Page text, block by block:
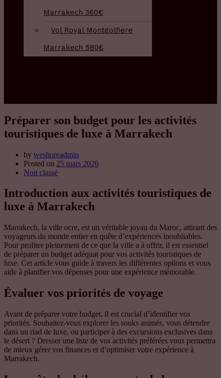
Marrakech 360€
Vol Royal Montgolfiere
Marrakech 580€
Préparer son budget pour les activités
touristiques de luxe à Marrakech
by weshoreadmin
Posted on 25 mars 2026
Non classé
Introduction aux activités touristiques de
luxe à Marrakech
Marrakech, la ville ocre, est un véritable joyau du Maroc, attirant des
voyageurs du monde entier en quête d’expériences inoubliables.
Pour profiter pleinement de ce que la ville a à offrir, il est essentiel
de préparer un budget adéquat pour vos activités touristiques de
luxe. Cet article vous guide à travers les différentes options et vous
aide à planifier vos dépenses pour une expérience mémorable.
Évaluer vos priorités de voyage
Avant de préparer votre budget, il est crucial d’identifier vos
priorités. Souhaitez-vous explorer les souks animés, vous détendre
dans un riad de luxe, ou participer à des excursions exclusives dans
le désert ? Dresser une liste de vos activités préférées vous permettra
de mieux gérer vos finances et d’optimiser votre expérience à
Marrakech.